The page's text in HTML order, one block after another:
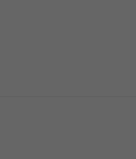
de preparación al
después de una